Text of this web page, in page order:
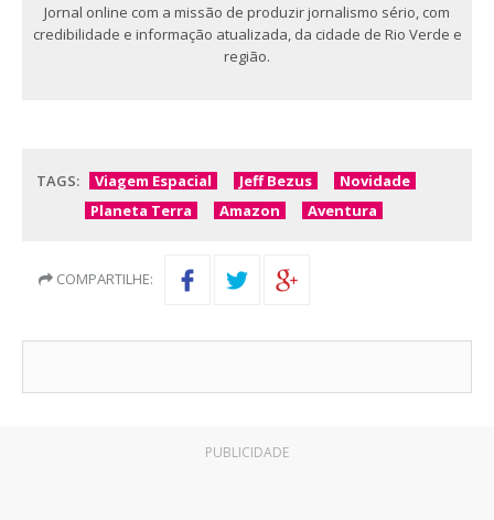
Jornal online com a missão de produzir jornalismo sério, com
credibilidade e informação atualizada, da cidade de Rio Verde e
região.
TAGS: Viagem Espacial Jeff Bezus
Novidade
Planeta Terra
Amazon Aventura
COMPARTILHE:
PUBLICIDADE